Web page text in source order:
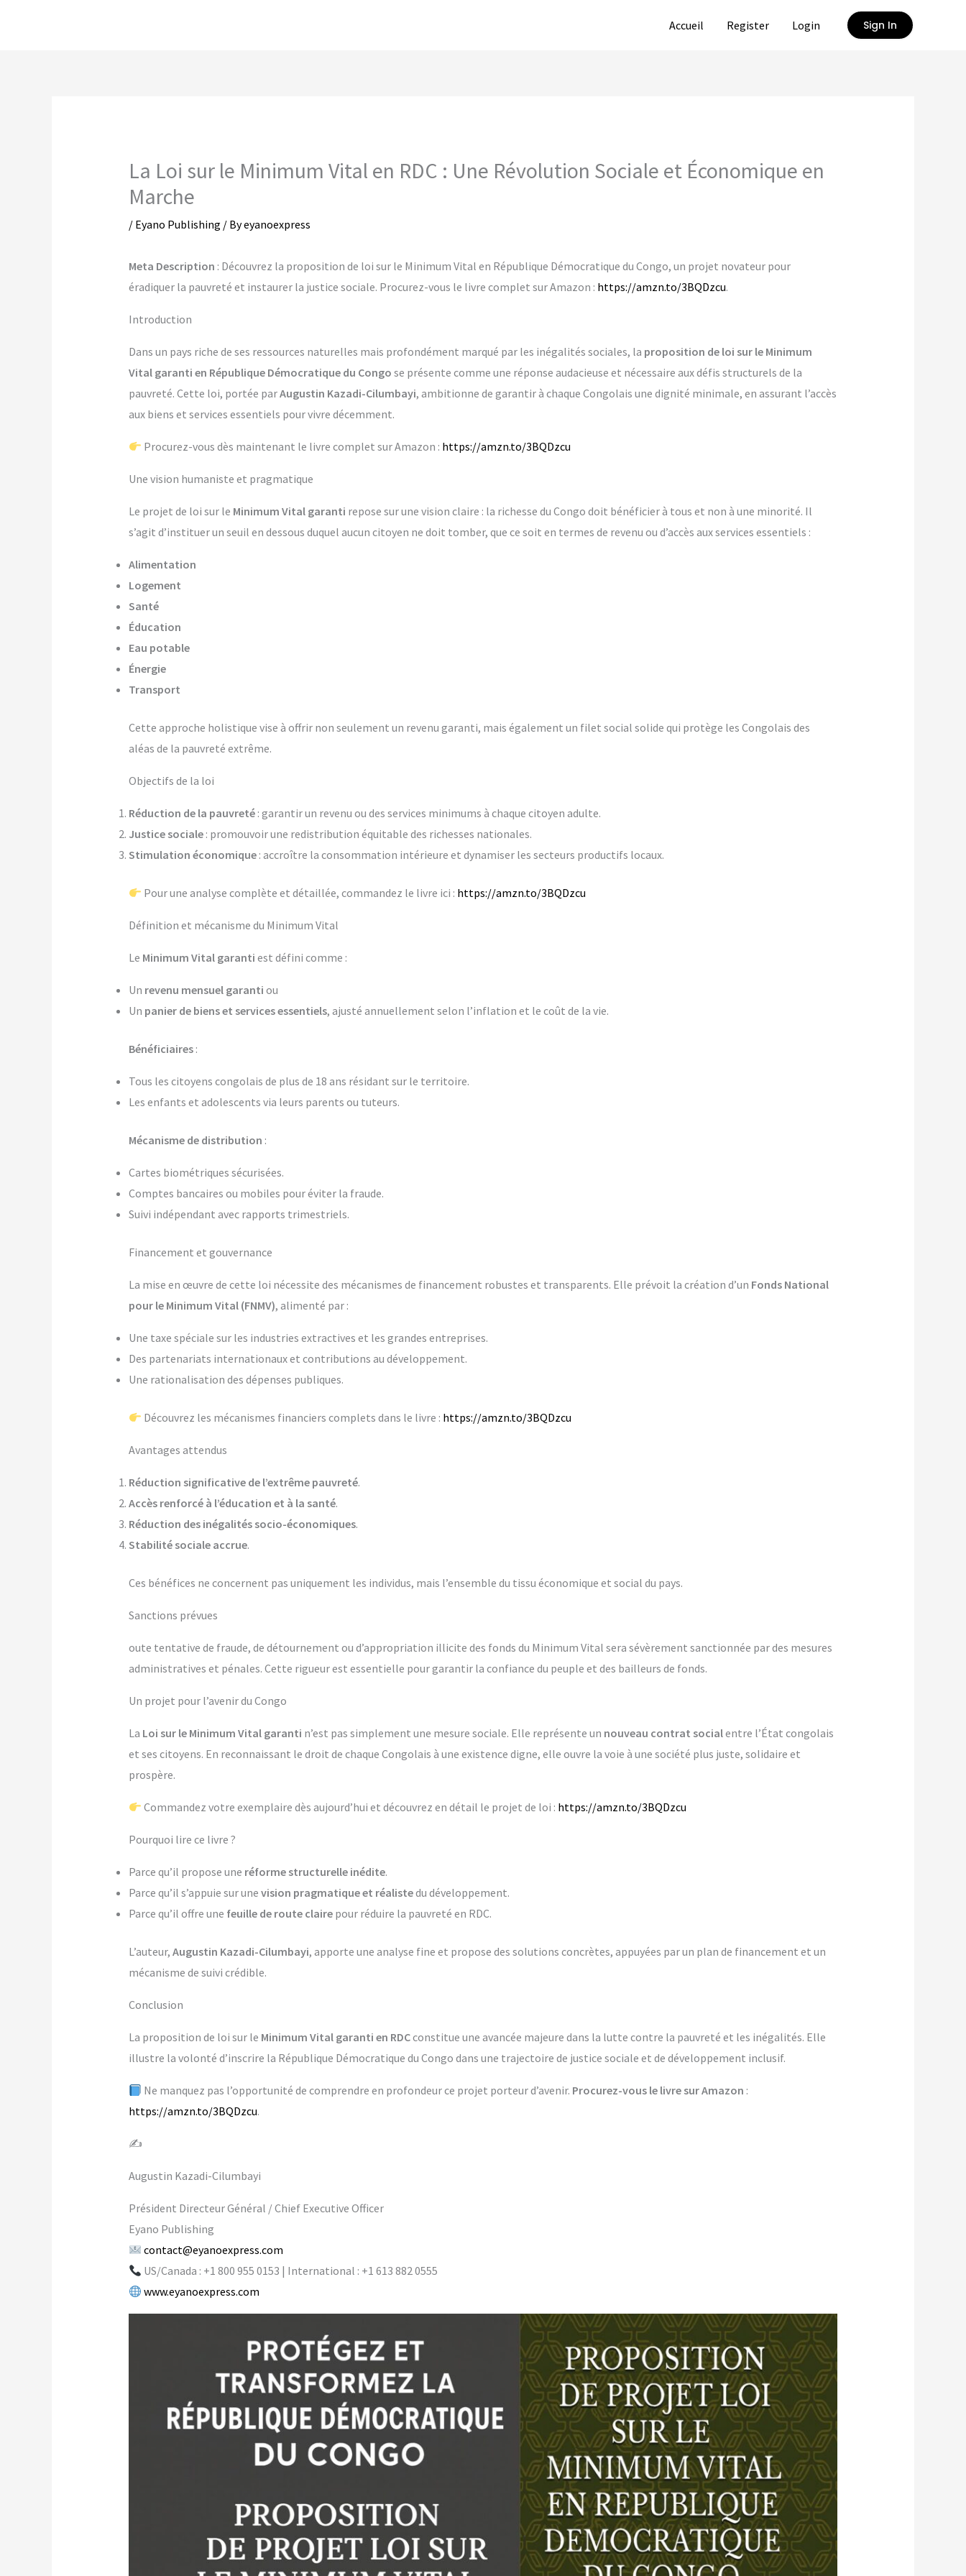
Accueil Register Login Sign In
La Loi sur le Minimum Vital en RDC : Une Révolution Sociale et Économique en
Marche
/ Eyano Publishing / Byeyanoexpress
Meta Description : Découvrez la proposition de loi sur le Minimum Vital en République Démocratique du Congo, un projet novateur pour
éradiquer la pauvreté et instaurer la justice sociale. Procurez-vous le livre complet sur Amazon : https://amzn.to/3BQDzcu.
Introduction
Dans un pays riche de ses ressources naturelles mais profondément marqué par les inégalités sociales, la proposition de loi sur le Minimum
Vital garanti en République Démocratique du Congo se présente comme une réponse audacieuse et nécessaire aux défis structurels de la
pauvreté. Cette loi, portée parAugustin Kazadi-Cilumbayi, ambitionne de garantir à chaque Congolais une dignité minimale, en assurant l’accès
aux biens et services essentiels pour vivre décemment.
Procurez-vous dès maintenant le livre complet sur Amazon : https://amzn.to/3BQDzcu
Une vision humaniste et pragmatique
Le projet de loi sur le Minimum Vital garanti repose sur une vision claire : la richesse du Congo doit bénéficier à tous et non à une minorité. Il
s’agit d’instituer un seuil en dessous duquel aucun citoyen ne doit tomber, que ce soit en termes de revenu ou d’accès aux services essentiels :
Alimentation
Logement
Santé
Éducation
Eau potable
Énergie
Transport
Cette approche holistique vise à offrir non seulement un revenu garanti, mais également un filet social solide qui protège les Congolais des
aléas de la pauvreté extrême.
Objectifs de la loi
Réduction de la pauvreté: garantir un revenu ou des services minimums à chaque citoyen adulte.
Justice sociale: promouvoir une redistribution équitable des richesses nationales.
Stimulation économique: accroître la consommation intérieure et dynamiser les secteurs productifs locaux.
Pour une analyse complète et détaillée, commandez le livre ici : https://amzn.to/3BQDzcu
Définition et mécanisme du Minimum Vital
Le Minimum Vital garanti est défini comme :
Un revenu mensuel garanti ou
Un panier de biens et services essentiels, ajusté annuellement selon l’inflation et le coût de la vie.
Bénéficiaires:
Tous les citoyens congolais de plus de 18 ans résidant sur le territoire.
Les enfants et adolescents via leurs parents ou tuteurs.
Mécanisme de distribution :
Cartes biométriques sécurisées.
Comptes bancaires ou mobiles pour éviter la fraude.
Suivi indépendant avec rapports trimestriels.
Financement et gouvernance
La mise en œuvre de cette loi nécessite des mécanismes de financement robustes et transparents. Elle prévoit la création d’un Fonds National
pour le Minimum Vital (FNMV), alimenté par :
Une taxe spéciale sur les industries extractives et les grandes entreprises.
Des partenariats internationaux et contributions au développement.
Une rationalisation des dépenses publiques.
Découvrez les mécanismes financiers complets dans le livre : https://amzn.to/3BQDzcu
Avantages attendus
Réduction significative de l’extrême pauvreté.
Accès renforcé à l’éducation et à la santé.
Réduction des inégalités socio-économiques.
Stabilité sociale accrue.
Ces bénéfices ne concernent pas uniquement les individus, mais l’ensemble du tissu économique et social du pays.
Sanctions prévues
oute tentative de fraude, de détournement ou d’appropriation illicite des fonds du Minimum Vital sera sévèrement sanctionnée par des mesures
administratives et pénales. Cette rigueur est essentielle pour garantir la confiance du peuple et des bailleurs de fonds.
Un projet pour l’avenir du Congo
La Loi sur le Minimum Vital garanti n’est pas simplement une mesure sociale. Elle représente un nouveau contrat socialentre l’État congolais
et ses citoyens. En reconnaissant le droit de chaque Congolais à une existence digne, elle ouvre la voie à une société plus juste, solidaire et
prospère.
Commandez votre exemplaire dès aujourd’hui et découvrez en détail le projet de loi : https://amzn.to/3BQDzcu
Pourquoi lire ce livre ?
Parce qu’il propose une réforme structurelle inédite.
Parce qu’il s’appuie sur une vision pragmatique et réalistedu développement.
Parce qu’il offre une feuille de route clairepour réduire la pauvreté en RDC.
L’auteur, Augustin Kazadi-Cilumbayi, apporte une analyse fine et propose des solutions concrètes, appuyées par un plan de financement et un
mécanisme de suivi crédible.
Conclusion
La proposition de loi sur le Minimum Vital garanti en RDCconstitue une avancée majeure dans la lutte contre la pauvreté et les inégalités. Elle
illustre la volonté d’inscrire la République Démocratique du Congo dans une trajectoire de justice sociale et de développement inclusif.
Ne manquez pas l’opportunité de comprendre en profondeur ce projet porteur d’avenir. Procurez-vous le livre sur Amazon :
https://amzn.to/3BQDzcu.
✍️
Augustin Kazadi-Cilumbayi
Président Directeur Général / Chief Executive Officer
Eyano Publishing
contact@eyanoexpress.com
US/Canada : +1 800 955 0153 | International : +1 613 882 0555
www.eyanoexpress.com